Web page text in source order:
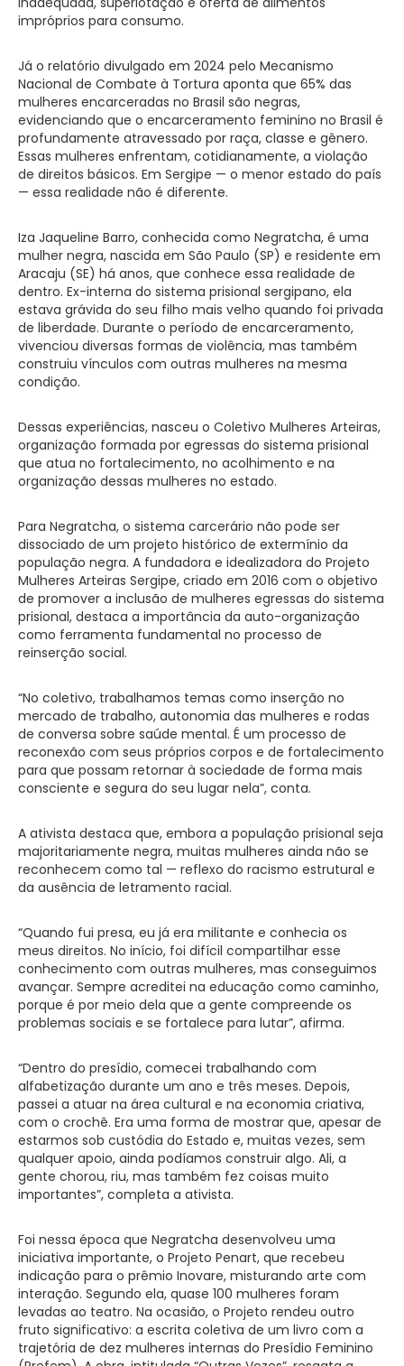
impróprios para consumo.
Já o relatório divulgado em 2024 pelo Mecanismo
Nacional de Combate à Tortura aponta que 65% das
mulheres encarceradas no Brasil são negras,
evidenciando que o encarceramento feminino no Brasil é
profundamente atravessado por raça, classe e gênero.
Essas mulheres enfrentam, cotidianamente, a violação
de direitos básicos. Em Sergipe — o menor estado do país
— essa realidade não é diferente.
Iza Jaqueline Barro, conhecida como Negratcha, é uma
mulher negra, nascida em São Paulo (SP) e residente em
Aracaju (SE) há anos, que conhece essa realidade de
dentro. Ex-interna do sistema prisional sergipano, ela
estava grávida do seu filho mais velho quando foi privada
de liberdade. Durante o período de encarceramento,
vivenciou diversas formas de violência, mas também
construiu vínculos com outras mulheres na mesma
condição.
Dessas experiências, nasceu o Coletivo Mulheres Arteiras,
organização formada por egressas do sistema prisional
que atua no fortalecimento, no acolhimento e na
organização dessas mulheres no estado.
Para Negratcha, o sistema carcerário não pode ser
dissociado de um projeto histórico de extermínio da
população negra. A fundadora e idealizadora do Projeto
Mulheres Arteiras Sergipe, criado em 2016 com o objetivo
de promover a inclusão de mulheres egressas do sistema
prisional, destaca a importância da auto-organização
como ferramenta fundamental no processo de
reinserção social.
“No coletivo, trabalhamos temas como inserção no
mercado de trabalho, autonomia das mulheres e rodas
de conversa sobre saúde mental. É um processo de
reconexão com seus próprios corpos e de fortalecimento
para que possam retornar à sociedade de forma mais
consciente e segura do seu lugar nela”, conta.
A ativista destaca que, embora a população prisional seja
majoritariamente negra, muitas mulheres ainda não se
reconhecem como tal — reflexo do racismo estrutural e
da ausência de letramento racial.
“Quando fui presa, eu já era militante e conhecia os
meus direitos. No início, foi difícil compartilhar esse
conhecimento com outras mulheres, mas conseguimos
avançar. Sempre acreditei na educação como caminho,
porque é por meio dela que a gente compreende os
problemas sociais e se fortalece para lutar”, afirma.
“Dentro do presídio, comecei trabalhando com
alfabetização durante um ano e três meses. Depois,
passei a atuar na área cultural e na economia criativa,
com o crochê. Era uma forma de mostrar que, apesar de
estarmos sob custódia do Estado e, muitas vezes, sem
qualquer apoio, ainda podíamos construir algo. Ali, a
gente chorou, riu, mas também fez coisas muito
importantes”, completa a ativista.
Foi nessa época que Negratcha desenvolveu uma
iniciativa importante, o Projeto Penart, que recebeu
indicação para o prêmio Inovare, misturando arte com
interação. Segundo ela, quase 100 mulheres foram
levadas ao teatro. Na ocasião, o Projeto rendeu outro
fruto significativo: a escrita coletiva de um livro com a
trajetória de dez mulheres internas do Presídio Feminino